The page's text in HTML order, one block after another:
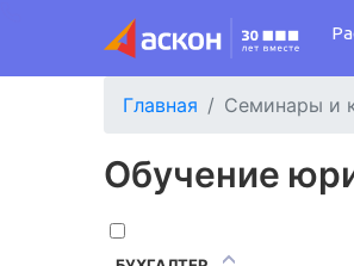
Главная Семинары и
Обучение